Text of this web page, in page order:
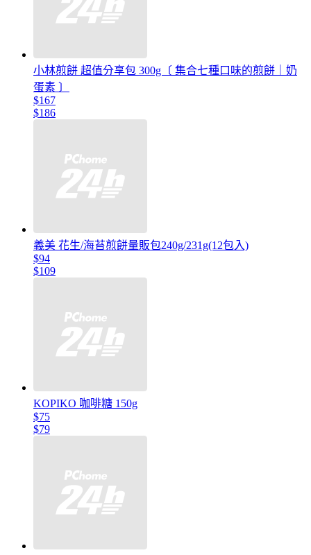
小林煎餅 超值分享包 300g〔 集合七種口味的煎餅｜奶
蛋素 〕
$167
$186
義美 花生/海苔煎餅量販包240g/231g(12包入)
$94
$109
KOPIKO 咖啡糖 150g
$75
$79